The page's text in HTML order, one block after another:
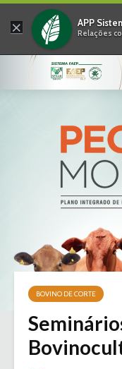
× APP
Relações
BOVINO DE CORTE